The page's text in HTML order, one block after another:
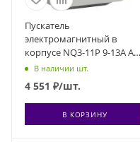
Пускатель
электромагнитный в
корпусе NQ3-11P 9-13А AC
380В IP55 (R) CHINT 496358
В наличии шт.
4 551 ₽/шт.
В КОРЗИНУ